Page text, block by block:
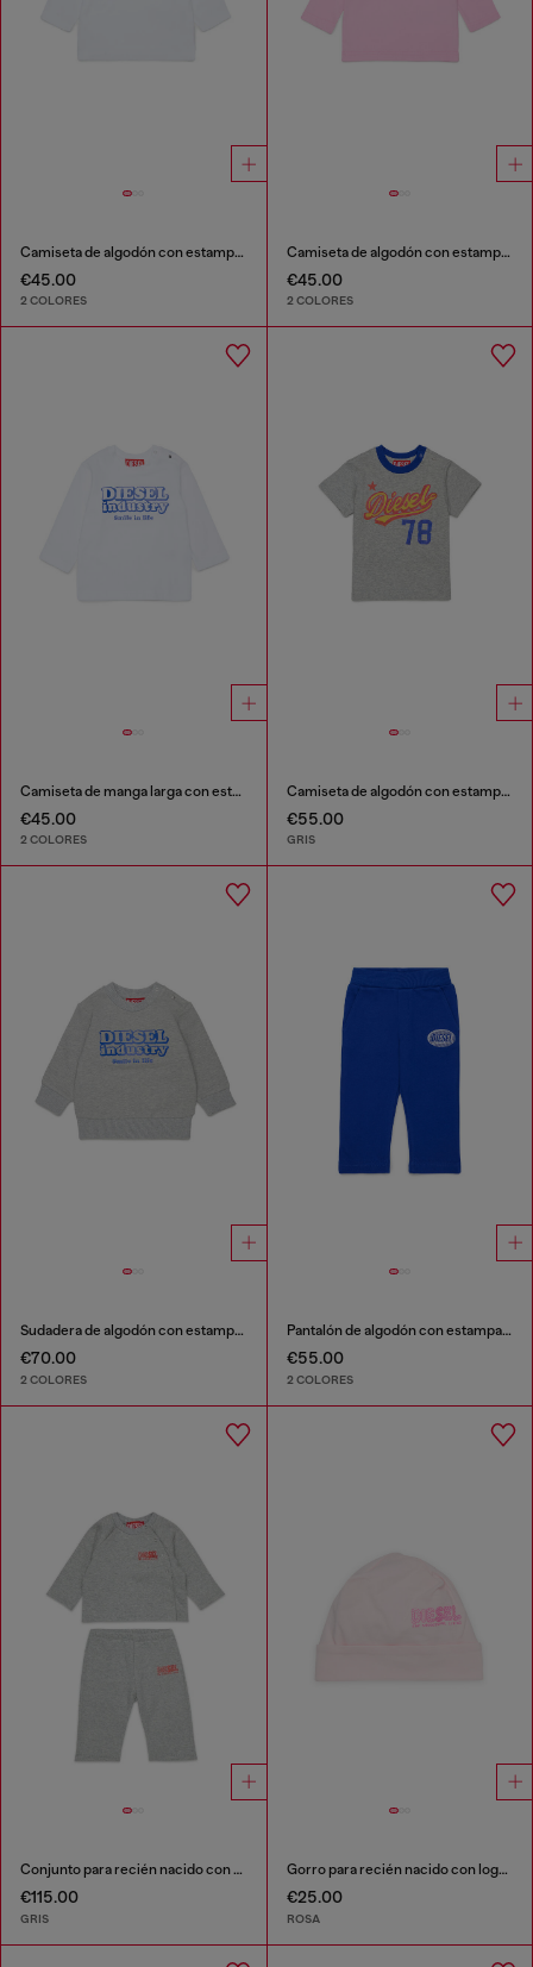
Camiseta de algodón con estampado de logo
€45.00
2 COLORES
Camiseta de algodón con estampado de logo
€45.00
2 COLORES
Camiseta de manga larga con estampado Diesel Industry
€45.00
2 COLORES
Camiseta de algodón con estampado de logo retro
€55.00
GRIS
Sudadera de algodón con estampado Diesel Industry
€70.00
2 COLORES
Pantalón de algodón con estampado de logo
€55.00
2 COLORES
Conjunto para recién nacido con estampado de logo
€115.00
GRIS
Gorro para recién nacido con logo doodle estampado
€25.00
ROSA